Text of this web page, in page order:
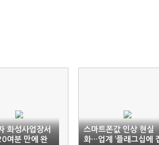
화성사업장서
여분 만에 완
스마트폰값 인상 현실
화…업계 ‘플래그십에